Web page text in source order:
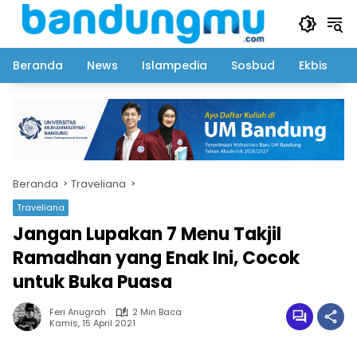
Langsung
Beranda
News Islampedia Sosbud Ekbis
Beranda Traveliana
Traveliana
Jangan Lupakan 7 Menu Takjil
Ramadhan yang Enak Ini, Cocok
untuk Buka Puasa
Feri Anugrah
2 Min Baca
Kamis, 15 April 2021